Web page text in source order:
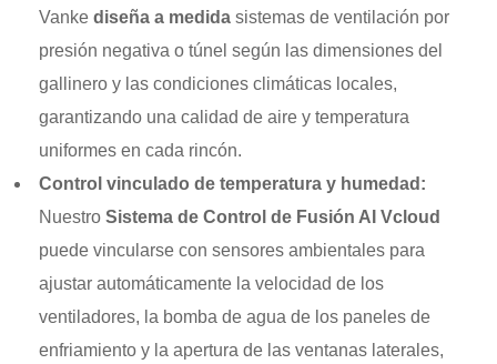
Vankediseña a medida sistemas de ventilación por
presión negativa o túnel según las dimensiones del
gallinero y las condiciones climáticas locales,
garantizando una calidad de aire y temperatura
uniformes en cada rincón.
Control vinculado de temperatura y humedad:
NuestroSistema de Control de Fusión AI Vcloud
puede vincularse con sensores ambientales para
ajustar automáticamente la velocidad de los
ventiladores, la bomba de agua de los paneles de
enfriamiento y la apertura de las ventanas laterales,